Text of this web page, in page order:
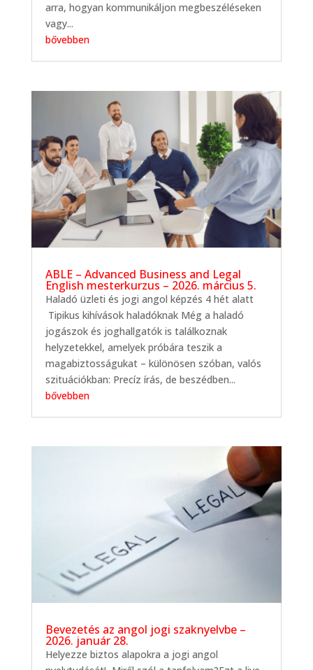
arra, hogyan kommunikáljon megbeszéléseken
vagy...
bővebben
ABLE – Advanced Business and Legal
English mesterkurzus – 2026. március 5.
Haladó üzleti és jogi angol képzés 4 hét alatt
Tipikus kihívások haladóknak Még a haladó
jogászok és joghallgatók is találkoznak
helyzetekkel, amelyek próbára teszik a
magabiztosságukat – különösen szóban, valós
szituációkban: Precíz írás, de beszédben...
bővebben
Bevezetés az angol jogi szaknyelvbe –
2026. január 28.
Helyezze biztos alapokra a jogi angol